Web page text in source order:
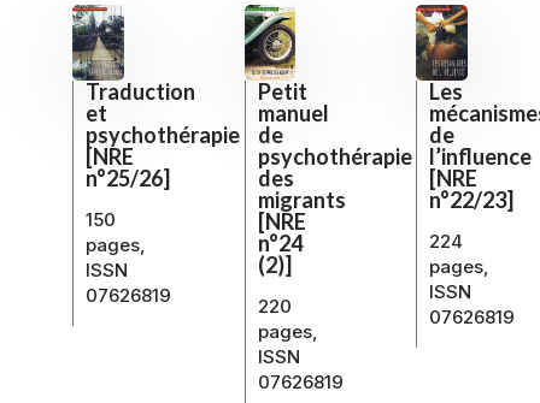
Traduction
et
psychothérapie
[NRE
n°25/26]
150
pages,
ISSN
07626819
Petit
manuel
de
psychothérapie
des
migrants
[NRE
n°24
(2)]
220
pages,
ISSN
07626819
Les
de
l’influence
[NRE
n°22/23]
224
pages,
ISSN
07626819